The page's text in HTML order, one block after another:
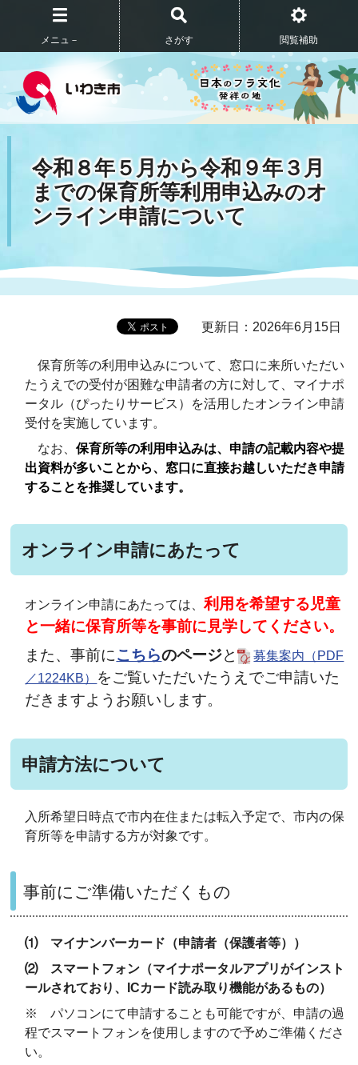
メニュ－ さがす 閲覧補助
令和８年５月から令和９年３月
までの保育所等利用申込みのオ
ンライン申請について
更新日：2026年6月15日
保育所等の利用申込みについて、窓口に来所いただい
たうえでの受付が困難な申請者の方に対して、マイナポ
ータル（ぴったりサービス）を活用したオンライン申請
受付を実施しています。
なお、保育所等の利用申込みは、申請の記載内容や提
出資料が多いことから、窓口に直接お越しいただき申請
することを推奨しています。
オンライン申請にあたって
オンライン申請にあたっては、利用を希望する児童
と一緒に保育所等を事前に見学してください。
また、事前にこちらのページと
募集案内（PDF
／1224KB） をご覧いただいたうえでご申請いた
だきますようお願いします。
申請方法について
入所希望日時点で市内在住または転入予定で、市内の保
育所等を申請する方が対象です。
事前にご準備いただくもの
⑴ マイナンバーカード（申請者（保護者等））
⑵ スマートフォン（マイナポータルアプリがインスト
ールされており、ICカード読み取り機能があるもの）
※ パソコンにて申請することも可能ですが、申請の過
程でスマートフォンを使用しますので予めご準備くださ
い。